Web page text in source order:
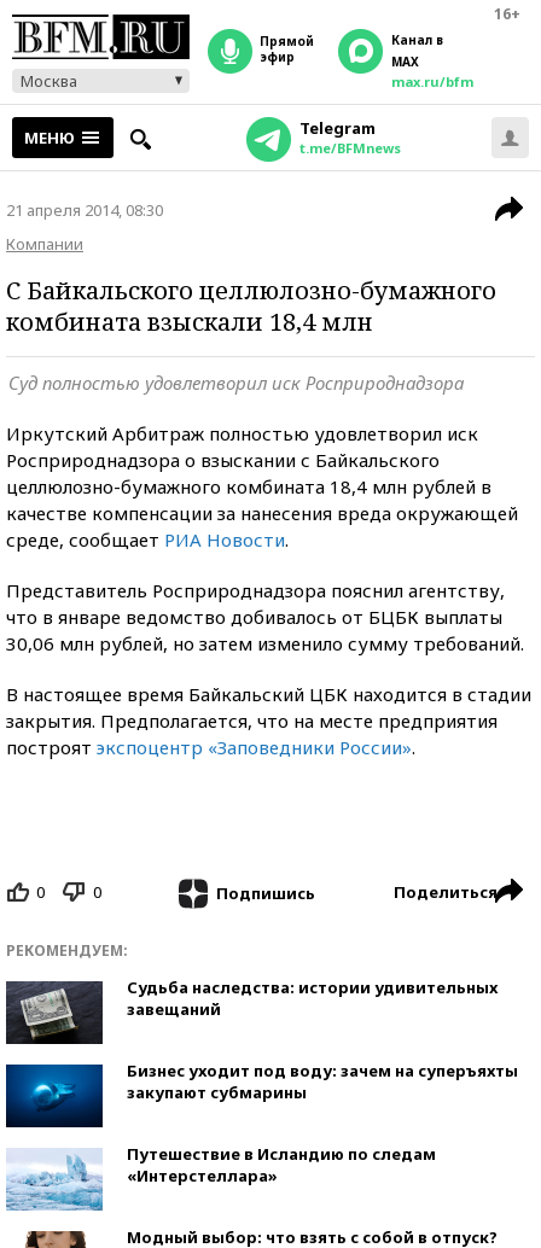
16+
Москва
прямой
эфир
Канал в
MAX
max.ru/bfm
МЕНЮ Telegram
t.me/BFMnews
21 апреля 2014, 08:30
Компании
С Байкальского целлюлозно-бумажного
комбината взыскали 18,4 млн
Суд полностью удовлетворил иск Росприроднадзора
Иркутский Арбитраж полностью удовлетворил иск
Росприроднадзора о взыскании с Байкальского
целлюлозно-бумажного комбината 18,4 млн рублей в
качестве компенсации за нанесения вреда окружающей
среде, сообщает РИА Новости.
Представитель Росприроднадзора пояснил агентству,
что в январе ведомство добивалось от БЦБК выплаты
30,06 млн рублей, но затем изменило сумму требований.
В настоящее время Байкальский ЦБК находится в стадии
закрытия. Предполагается, что на месте предприятия
построят экспоцентр «Заповедники России».
0 0 Подпишись Поделиться
РЕКОМЕНДУЕМ:
Судьба наследства: истории удивительных
завещаний
Бизнес уходит под воду: зачем на суперъяхты
закупают субмарины
Путешествие в Исландию по следам
«Интерстеллара»
Модный выбор: что взять с собой в отпуск?